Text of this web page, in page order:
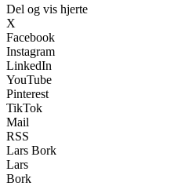
Del og vis hjerte
X
Facebook
Instagram
LinkedIn
YouTube
Pinterest
TikTok
Mail
RSS
Lars Bork
Lars
Bork